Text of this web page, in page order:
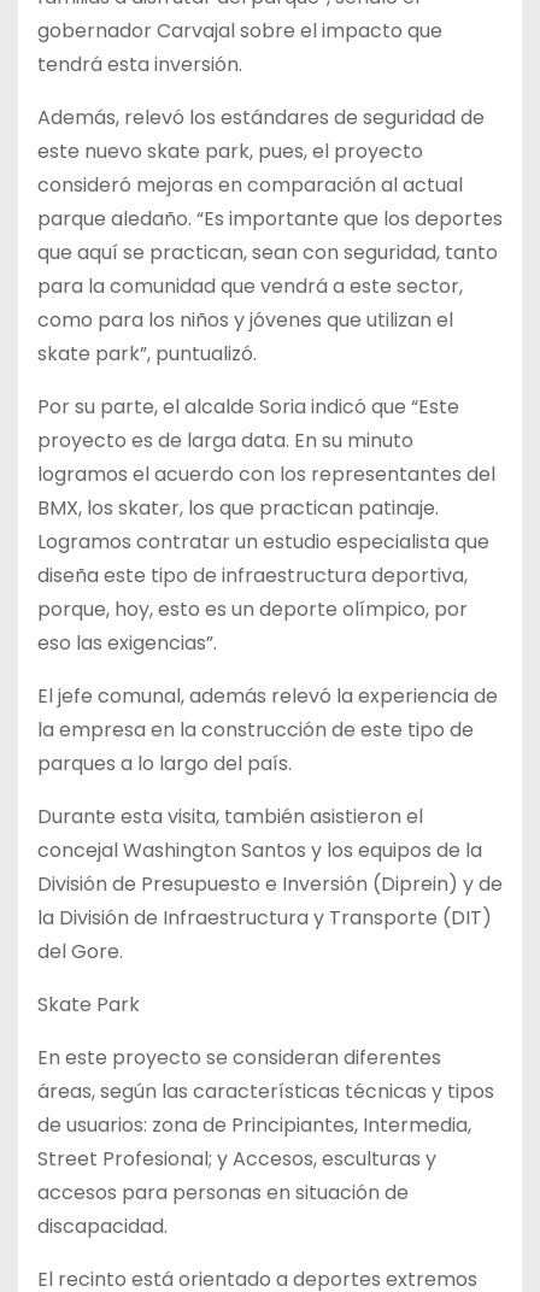
gobernador Carvajal sobre el impacto que
tendrá esta inversión.
Además, relevó los estándares de seguridad de
este nuevo skate park, pues, el proyecto
consideró mejoras en comparación al actual
parque aledaño. “Es importante que los deportes
que aquí se practican, sean con seguridad, tanto
para la comunidad que vendrá a este sector,
como para los niños y jóvenes que utilizan el
skate park”, puntualizó.
Por su parte, el alcalde Soria indicó que “Este
proyecto es de larga data. En su minuto
logramos el acuerdo con los representantes del
BMX, los skater, los que practican patinaje.
Logramos contratar un estudio especialista que
diseña este tipo de infraestructura deportiva,
porque, hoy, esto es un deporte olímpico, por
eso las exigencias”.
El jefe comunal, además relevó la experiencia de
la empresa en la construcción de este tipo de
parques a lo largo del país.
Durante esta visita, también asistieron el
concejal Washington Santos y los equipos de la
División de Presupuesto e Inversión (Diprein) y de
la División de Infraestructura y Transporte (DIT)
del Gore.
Skate Park
En este proyecto se consideran diferentes
áreas, según las características técnicas y tipos
de usuarios: zona de Principiantes, Intermedia,
Street Profesional; y Accesos, esculturas y
accesos para personas en situación de
discapacidad.
El recinto está orientado a deportes extremos